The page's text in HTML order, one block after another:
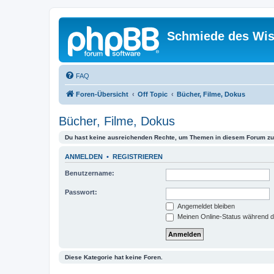
Schmiede des
FAQ
Foren-Übersicht Off Topic Bücher, Filme, Dokus
Bücher, Filme, Dokus
Du hast keine ausreichenden Rechte, um Themen in diesem Forum
ANMELDEN • REGISTRIEREN
Benutzername:
Passwort:
Angemeldet bleiben
Meinen Online-Status während
Diese Kategorie hat keine Foren.